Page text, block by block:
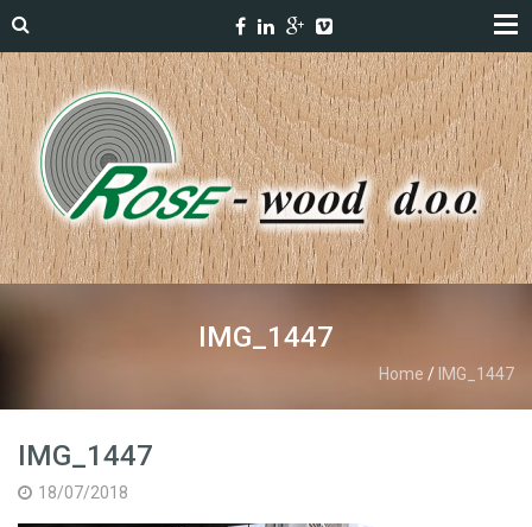
IMG_1447
Home / IMG_1447
IMG_1447
18/07/2018